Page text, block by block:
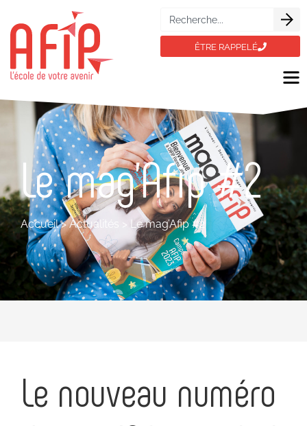
ÊTRE RAPPELÉ
Le mag’Afip #2
Accueil>Actualités > Le mag’Afip #2
Le nouveau numéro